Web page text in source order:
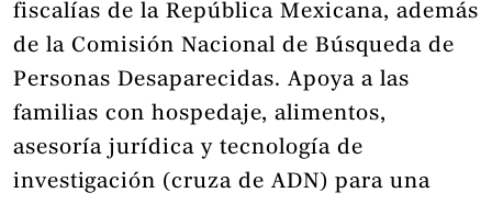
fiscalías de la República Mexicana, además
de la Comisión Nacional de Búsqueda de
Personas Desaparecidas. Apoya a las
familias con hospedaje, alimentos,
asesoría jurídica y tecnología de
investigación (cruza de ADN) para una